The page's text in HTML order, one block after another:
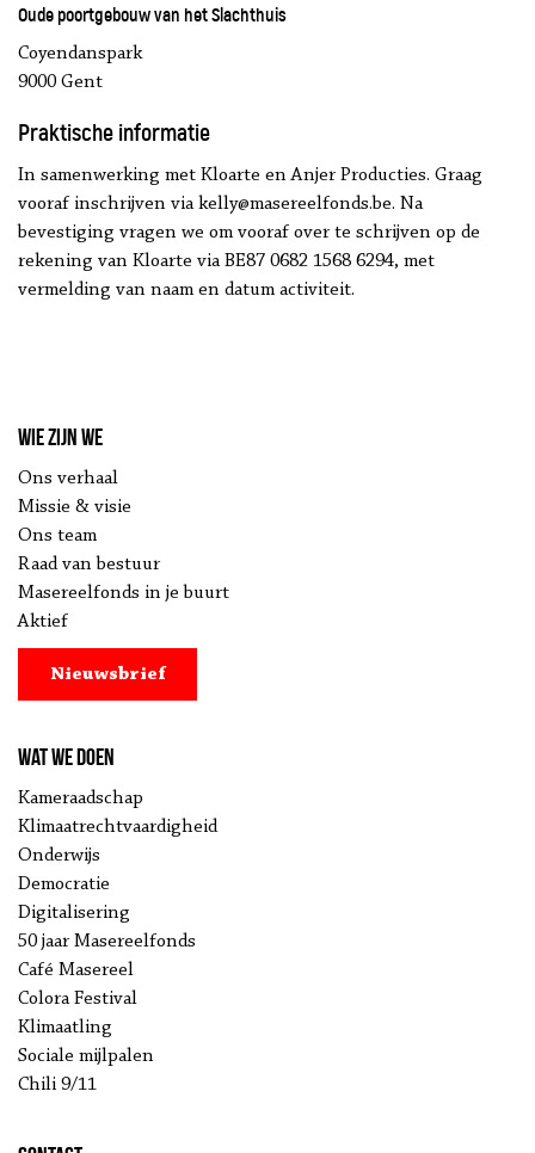
Oude poortgebouw van het Slachthuis
Coyendanspark
9000 Gent
Praktische informatie
In samenwerking met Kloarte en Anjer Producties. Graag
vooraf inschrijven via kelly@masereelfonds.be. Na
bevestiging vragen we om vooraf over te schrijven op de
rekening van Kloarte via BE87 0682 1568 6294, met
vermelding van naam en datum activiteit.
Wie zijn we
Ons verhaal
Missie & visie
Ons team
Raad van bestuur
Masereelfonds in je buurt
Aktief
Nieuwsbrief
Wat we doen
Kameraadschap
Klimaatrechtvaardigheid
Onderwijs
Democratie
Digitalisering
50 jaar Masereelfonds
Café Masereel
Colora Festival
Klimaatling
Sociale mijlpalen
Chili 9/11